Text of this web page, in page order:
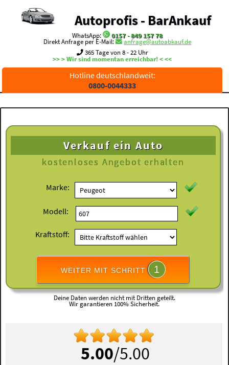
Autoprofis - BarAnkauf
WhatsApp:
0157 - 849 157 78
Direkt Anfrage per E-Mail:
anfrage@autoabkauf.de
365 Tage von 8 - 22 Uhr
>> > Wir sind momentan erreichbar! < <<
Hotline deutschlandweit:
0800-0044333
Verkauf ein Auto
kostenloses Angebot erhalten
Marke:
Modell:
Kraftstoff:
WEITER MIT SCHRITT 1
Deine Daten werden nicht mit Dritten geteilt.
Wir garantieren 100% Sicherheit.
5.00/5.00